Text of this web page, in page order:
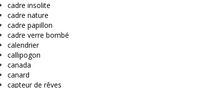
cadre insolite
cadre nature
cadre papillon
cadre verre bombé
calendrier
callipogon
canada
canard
capteur de rêves